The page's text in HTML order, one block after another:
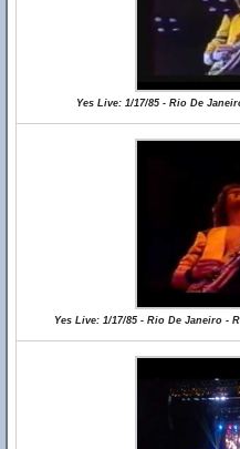
Yes Live: 1/17/85 - Rio De
Yes Live: 1/17/85 - Rio De Janeiro -